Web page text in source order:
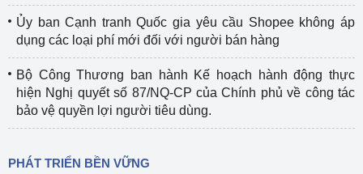
Ủy ban Cạnh tranh Quốc gia yêu cầu Shopee không áp
dụng các loại phí mới đối với người bán hàng
Bộ Công Thương ban hành Kế hoạch hành động thực
hiện Nghị quyết số 87/NQ-CP của Chính phủ về công tác
bảo vệ quyền lợi người tiêu dùng.
PHÁT TRIỂN BỀN VỮNG